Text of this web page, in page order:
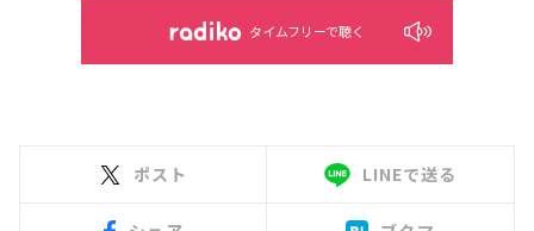
タイムフリーで聴く
ポスト LINEで送る